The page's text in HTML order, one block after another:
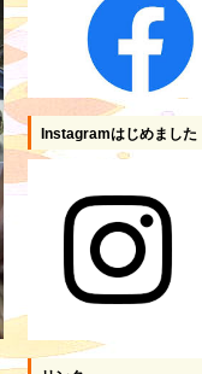
Instagramはじめました